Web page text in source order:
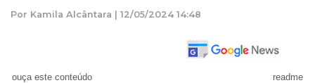
Por Kamila Alcântara | 12/05/2024 14:48
ouça este conteúdo readme